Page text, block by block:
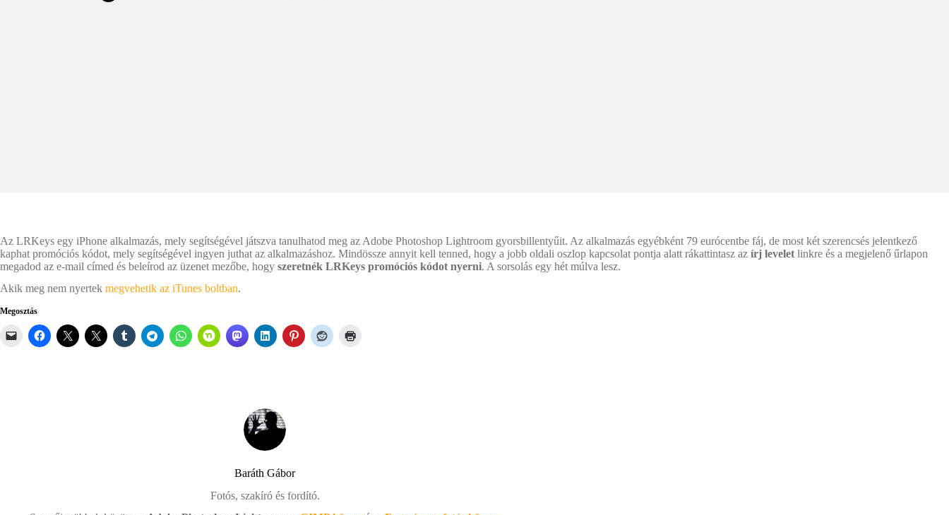
Az LRKeys egy iPhone alkalmazás, mely segítségével játszva tanulhatod meg az Adobe Photoshop Lightroom gyorsbillentyűit. Az alkalmazás egyébként 79 eurócentbe fáj, de most két szerencsés jelentkező
kaphat promóciós kódot, mely segítségével ingyen juthat az alkalmazáshoz. Mindössze annyit kell tenned, hogy a jobb oldali oszlop kapcsolat pontja alatt rákattintasz az írj levelet linkre és a megjelenő űrlapon
megadod az e-mail címed és beleírod az üzenet mezőbe, hogy szeretnék LRKeys promóciós kódot nyerni. A sorsolás egy hét múlva lesz.
Akik meg nem nyertek megvehetik az iTunes boltban.
Megosztás
Baráth Gábor
Fotós, szakíró és fordító.